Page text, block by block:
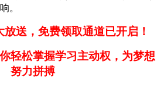
。
放送，免费领取通道已开启！
轻松掌握学习主动权，为梦想
努力拼搏